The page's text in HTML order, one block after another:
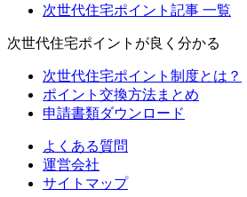
次世代住宅ポイント記事 一覧
次世代住宅ポイントが良く分かる
次世代住宅ポイント制度とは？
ポイント交換方法まとめ
申請書類ダウンロード
よくある質問
運営会社
サイトマップ